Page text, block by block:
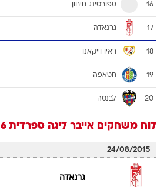
16 ספורטינג חיחון
17 גרנאדה
18 ראיו וייקאנו
19 חטאפה
20 לבנטה
לוח משחקים אייבר ליגה ספרדית 2015/16
24/08/2015
גרנאדה